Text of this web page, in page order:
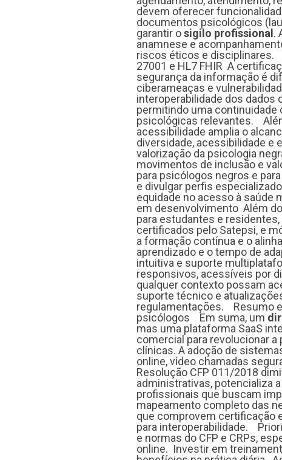
devem oferecer
documentos psicológicos
garantir osigilo profissional .
anamnese e
riscos éticos e disciplinares.
27001 e HL7 FHIR A
segurança da informação é
ciberameaças e
interoperabilidade dos
permitindo uma
psicológicas relevantes.
acessibilidade amplia o
diversidade, acessibilidade
valorização da psicologia
movimentos de inclusão e
para psicólogos negros e
e divulgar perfis
equidade no acesso à
em desenvolvimento Além
para estudantes e
certificados pelo Satepsi, e
a formação contínua e o
aprendizado e o tempo de
intuitiva e suporte
responsivos, acessíveis por
qualquer contexto possam
suporte técnico e
regulamentações. Resumo
psicólogos Em suma, um
mas uma plataforma SaaS
comercial para revolucionar
clínicas. A adoção de
online, vídeo chamadas
Resolução CFP 011/2018
administrativas, potencializa
profissionais que buscam
mapeamento completo das
que comprovem certificação
para interoperabilidade.
e normas do CFP e CRPs,
online. Investir em